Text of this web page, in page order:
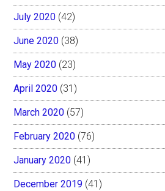
July 2020 (42)
June 2020 (38)
May 2020 (23)
April 2020 (31)
March 2020 (57)
February 2020 (76)
January 2020 (41)
December 2019 (41)